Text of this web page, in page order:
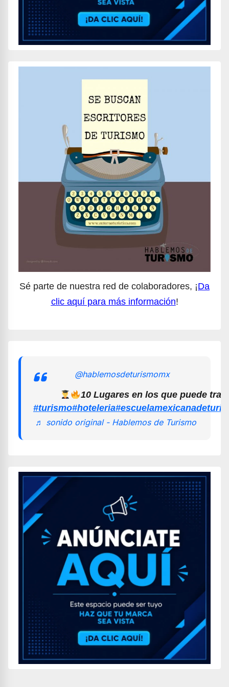
Sé parte de nuestra red de colaboradores, ¡Da
clic aquí para más información!
@hablemosdeturismomx
10 Lugares en los que puede
#turismo#hoteleria
♬ sonido original - Hablemos de Turismo